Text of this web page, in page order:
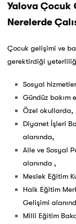
Yalova Çocuk
Nerelerde
Çocuk gelişimi ve
gerektirdiği
Sosyal
Gündüz bakım
Özel okullarda,
Diyanet İşleri
alanında,
Aile ve Sosyal
alanında ,
Meslek Eğitim
Halk Eğitim
Gelişimi
Milli Eğitim